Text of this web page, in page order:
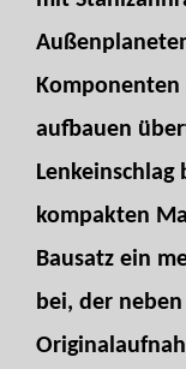
Komponenten
aufbauen
kompakten
Bausatz ein
bei, der